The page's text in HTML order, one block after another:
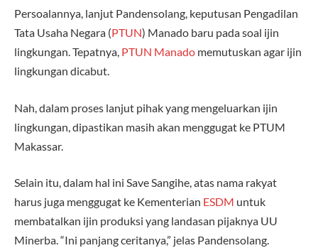
Persoalannya, lanjut Pandensolang, keputusan Pengadilan
Tata Usaha Negara (PTUN) Manado baru pada soal ijin
lingkungan. Tepatnya, PTUN Manado memutuskan agar ijin
lingkungan dicabut.
Nah, dalam proses lanjut pihak yang mengeluarkan ijin
lingkungan, dipastikan masih akan menggugat ke PTUM
Makassar.
Selain itu, dalam hal ini Save Sangihe, atas nama rakyat
harus juga menggugat ke Kementerian ESDM untuk
membatalkan ijin produksi yang landasan pijaknya UU
Minerba. “Ini panjang ceritanya,” jelas Pandensolang.